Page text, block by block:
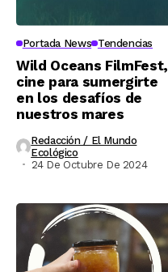
Portada News Tendencias
Wild Oceans FilmFest,
cine para sumergirte
en los desafíos de
nuestros mares
Redacción / El Mundo
Ecológico
24 De Octubre De 2024